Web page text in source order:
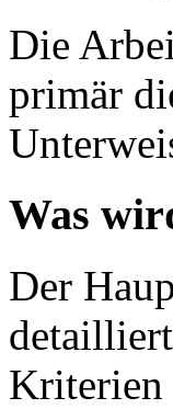
Die
primär
Was
Der